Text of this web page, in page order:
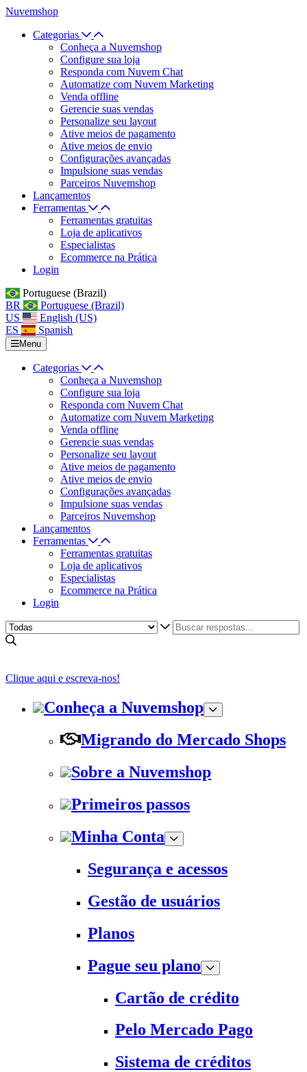
Nuvemshop
Categorias
Conheça a Nuvemshop
Configure sua loja
Responda com Nuvem Chat
Automatize com Nuvem Marketing
Venda offline
Gerencie suas vendas
Personalize seu layout
Ative meios de pagamento
Ative meios de envio
Configurações avançadas
Impulsione suas vendas
Parceiros Nuvemshop
Lançamentos
Ferramentas
Ferramentas gratuitas
Loja de aplicativos
Especialistas
Ecommerce na Prática
Login
Portuguese (Brazil)
BR
Portuguese (Brazil)
US
English (US)
ES
Spanish
Menu
Categorias
Conheça a Nuvemshop
Configure sua loja
Responda com Nuvem Chat
Automatize com Nuvem Marketing
Venda offline
Gerencie suas vendas
Personalize seu layout
Ative meios de pagamento
Ative meios de envio
Configurações avançadas
Impulsione suas vendas
Parceiros Nuvemshop
Lançamentos
Ferramentas
Ferramentas gratuitas
Loja de aplicativos
Especialistas
Ecommerce na Prática
Login
Clique aqui e escreva-nos!
Conheça a Nuvemshop
Migrando do Mercado Shops
Sobre a Nuvemshop
Primeiros passos
Minha Conta
Segurança e acessos
Gestão de usuários
Planos
Pague seu plano
Cartão de crédito
Pelo Mercado Pago
Sistema de créditos